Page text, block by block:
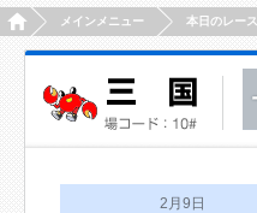
HOMEメインメニュー 本日のレース
2月9日